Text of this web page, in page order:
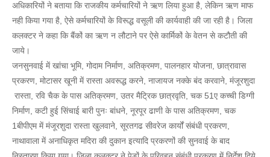
अधिकारियों ने बताया कि राजकीय कर्मचारियों ने ऋण लिया हुआ है, लेकिन ऋण माफ
नही किया गया है, ऐसे कर्मचारियों के विरूद्ध वसूली की कार्यवाही की जा रही है। जिला
कलक्टर ने कहा कि बैंकों का ऋण न लौटाने पर ऐसे कार्मिकों के वेतन से कटौती की
जाये।
जनसुनवाई में खांचा भूमि, गोदाम निर्माण, अतिक्रमण, पालनहार योजना, छात्रावास
प्रकरण, मोटासर खूनी में रास्ता अवरूद्ध करने, नाजायज नक्के बंद करवाने, मंजूरशुदा
रास्ता, रवि चैक के पास अतिक्रमण, उतर मैट्रिक छात्रवृति, चक 51ए कच्ची डिग्गी
निर्माण, कटी हुई सिंचाई बारी पुनः बांधने, नूरपूर ढाणी के पास अतिक्रमण, चक
1बीपीएम में मंजूरशुदा रास्ता खुलवाने, सूरतगढ सीवरेज कार्यों संबंधी प्रकरण,
नाथावाला में अनाधिकृत मदिरा की दुकान इत्यादि प्रकरणों की सुनवाई के बाद